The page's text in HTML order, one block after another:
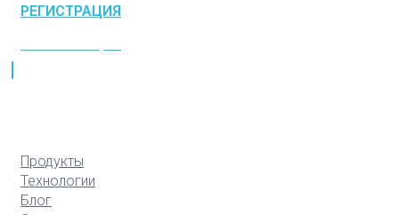
РЕГИСТРАЦИЯ
Продукты
Технологии
Блог